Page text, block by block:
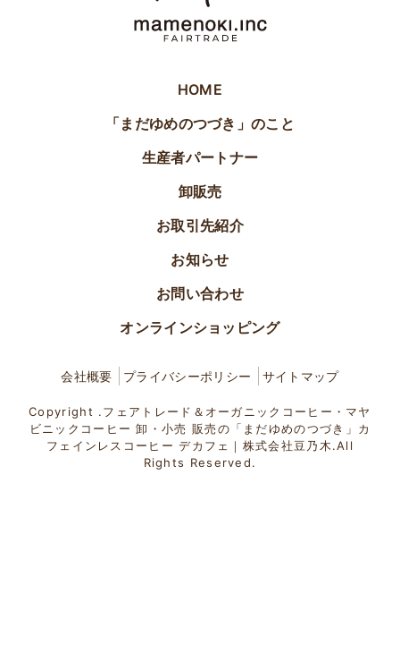
HOME
「まだゆめのつづき」のこと
生産者パートナー
卸販売
お取引先紹介
お知らせ
お問い合わせ
オンラインショッピング
会社概要 プライバシーポリシー サイトマップ
Copyright .フェアトレード＆オーガニックコーヒー・マヤ
ビニックコーヒー 卸・小売 販売の「まだゆめのつづき」カ
フェインレスコーヒー デカフェ｜株式会社豆乃木.All
Rights Reserved.